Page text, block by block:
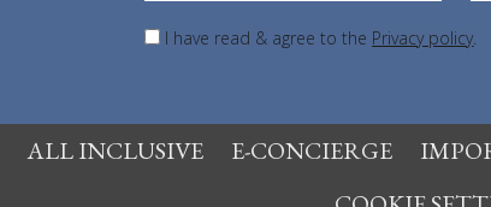
I have read & agree to the Privacy policy.
ALL INCLUSIVE E-CONCIERGE